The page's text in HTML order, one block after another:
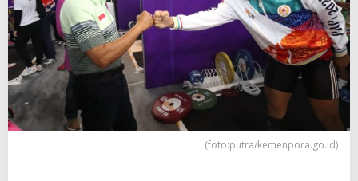
S
K
e
i
(foto:putra/kemenpora.go.id)